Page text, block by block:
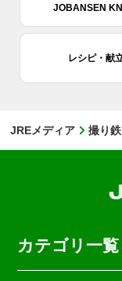
JOBANSEN
レシピ・献
JREメディア 撮り
カテゴリ一覧